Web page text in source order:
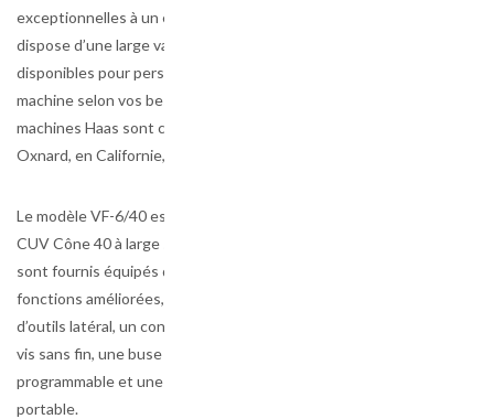
exceptionnelles à un excellent prix et
dispose d’une large variété d’options
disponibles pour personnaliser votre
machine selon vos besoins. Toutes les
machines Haas sont conçues et fabriquées à
Oxnard, en Californie, aux États-Unis.
Le modèle VF-6/40 est le premier de nos
CUV Cône 40 à large structure. Ces modèles
sont fournis équipés d’un ensemble de
fonctions améliorées, incluant un changeur
d’outils latéral, un convoyeur de copeaux à
vis sans fin, une buse d’arrosage
programmable et une manivelle électronique
portable.